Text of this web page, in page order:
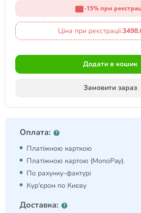
-15% при
Ціна при реєстрації:
Додати в кошик
Замовити зараз
Оплата:
Платіжною карткою
Платіжною картою (MonoPay).
По рахунку-фактурі
Кур'єром по Києву
Доставка: